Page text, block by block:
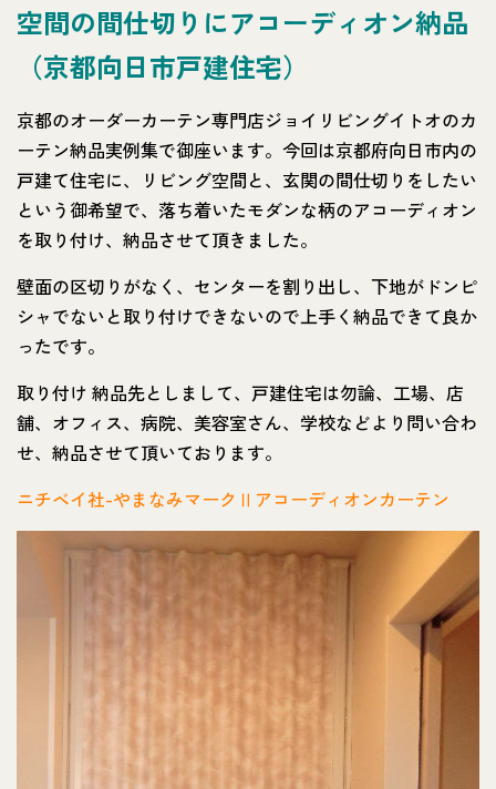
空間の間仕切りにアコーディオン納品
（京都向日市戸建住宅）
京都のオーダーカーテン専門店ジョイリビングイトオのカ
ーテン納品実例集で御座います。今回は京都府向日市内の
戸建て住宅に、リビング空間と、玄関の間仕切りをしたい
という御希望で、落ち着いたモダンな柄のアコーディオン
を取り付け、納品させて頂きました。
壁面の区切りがなく、センターを割り出し、下地がドンピ
シャでないと取り付けできないので上手く納品できて良か
ったです。
取り付け 納品先としまして、戸建住宅は勿論、工場、店
舗、オフィス、病院、美容室さん、学校などより問い合わ
せ、納品させて頂いております。
ニチベイ社-やまなみマークⅡアコーディオンカーテン